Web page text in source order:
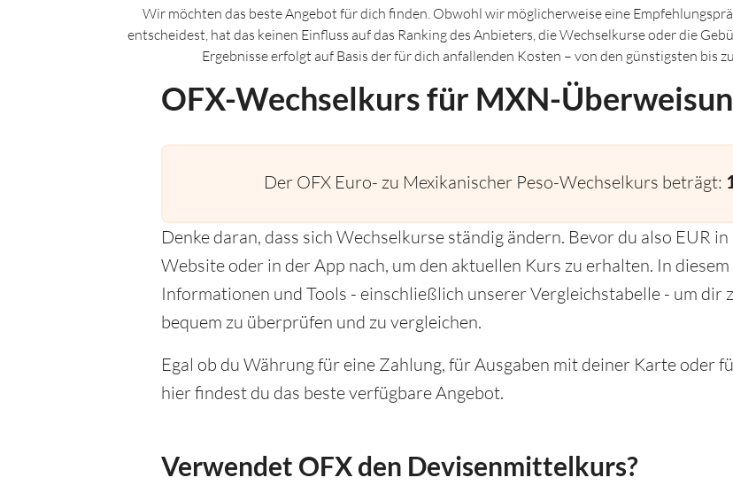
Wir möchten das beste Angebot für dich finden. Obwohl wir möglicherweise eine
entscheidest, hat das keinen Einfluss auf das Ranking des Anbieters, die Wechselkurse oder die
Ergebnisse erfolgt auf Basis der für dich anfallenden Kosten – von den günstigsten bis
OFX-Wechselkurs für MXN-
Der OFX Euro- zu Mexikanischer Peso-Wechselkurs beträgt:
Denke daran, dass sich Wechselkurse ständig ändern. Bevor du also EUR
Website oder in der App nach, um den aktuellen Kurs zu erhalten. In
Informationen und Tools - einschließlich unserer Vergleichstabelle - um dir
bequem zu überprüfen und zu vergleichen.
Egal ob du Währung für eine Zahlung, für Ausgaben mit deiner Karte oder
hier findest du das beste verfügbare Angebot.
Verwendet OFX den Devisenmittelkurs?